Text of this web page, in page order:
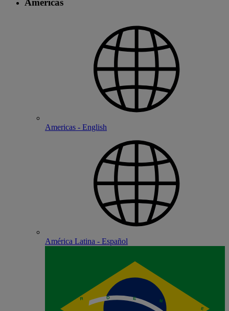
Americas
Americas - English
América Latina - Español